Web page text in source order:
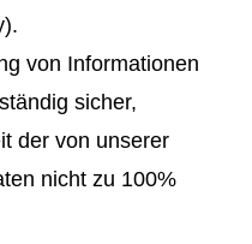
von Informationen
sicher,
der von unserer
nicht zu 100%